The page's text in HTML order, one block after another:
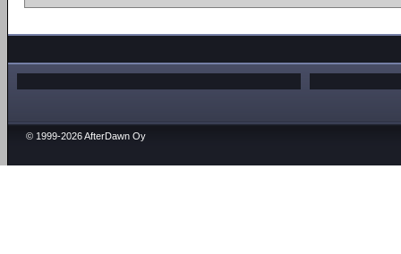
© 1999-2026 AfterDawn Oy